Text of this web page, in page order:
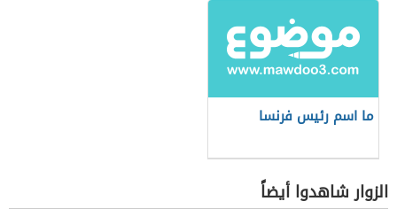
ما اسم رئيس فرنسا
الزوار شاهدوا أيضاً